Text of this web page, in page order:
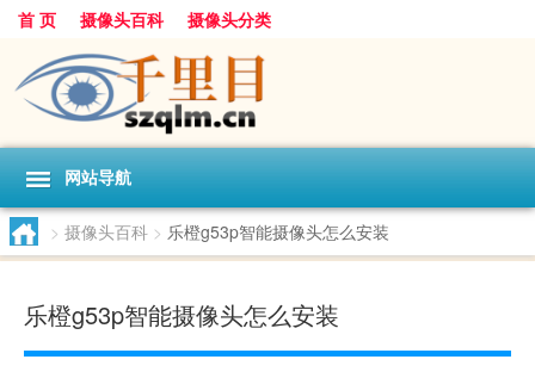
首 页 摄像头百科 摄像头分类
网站导航
> 摄像头百科 > 乐橙g53p智能摄像头怎么安装
乐橙g53p智能摄像头怎么安装